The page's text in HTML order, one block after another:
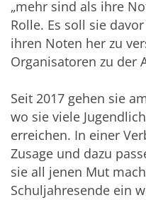
„mehr sind als ihre
Rolle. Es soll sie
ihren Noten her zu
Organisatoren zu der
Seit 2017 gehen sie
wo sie viele
erreichen. In einer
Zusage und dazu
sie all jenen Mut
Schuljahresende ein